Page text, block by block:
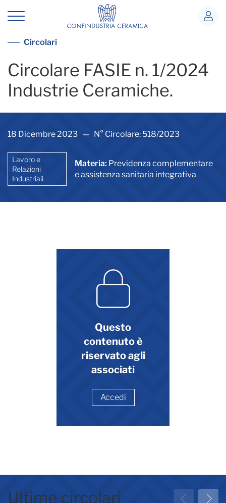
Circolare FASIE n. 1/2024 Industrie
Vedi tutte le circolari
Circolari
Circolare FASIE n. 1/2024
Industrie Ceramiche.
18 Dicembre 2023 — N° Circolare: 518/2023
Lavoro e
Relazioni
Industriali
Materia: Previdenza complementare
e assistenza sanitaria integrativa
Questo
contenuto è
riservato agli
associati
Accedi
Ultime circolari